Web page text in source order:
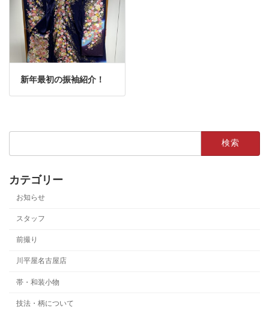
新年最初の振袖紹介！
カテゴリー
お知らせ
スタッフ
前撮り
川平屋名古屋店
帯・和装小物
技法・柄について